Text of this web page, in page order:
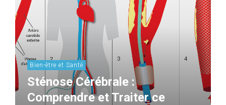
Bien-être et Santé
Sténose Cérébrale :
Comprendre et Traiter ce